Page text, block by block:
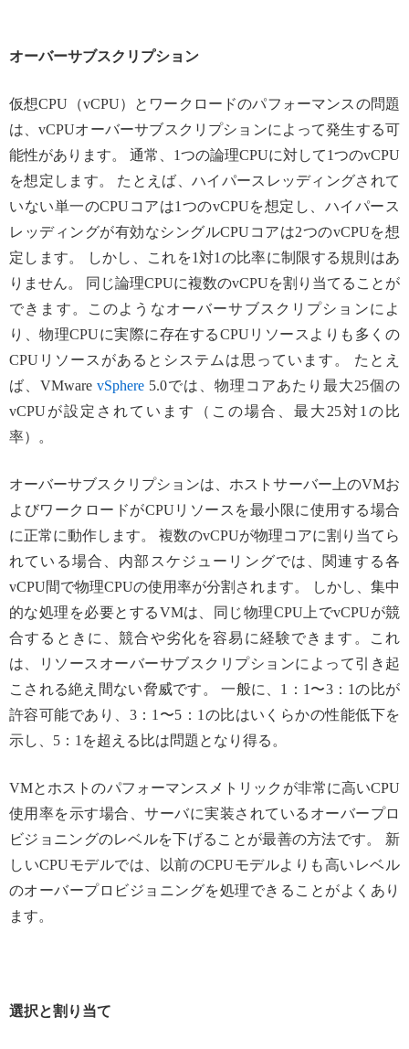
オーバーサブスクリプション
仮想CPU（vCPU）とワークロードのパフォーマンスの問題
は、vCPUオーバーサブスクリプションによって発生する可
能性があります。 通常、1つの論理CPUに対して1つのvCPU
を想定します。 たとえば、ハイパースレッディングされて
いない単一のCPUコアは1つのvCPUを想定し、ハイパース
レッディングが有効なシングルCPUコアは2つのvCPUを想
定します。 しかし、これを1対1の比率に制限する規則はあ
りません。 同じ論理CPUに複数のvCPUを割り当てることが
できます。このようなオーバーサブスクリプションによ
り、物理CPUに実際に存在するCPUリソースよりも多くの
CPUリソースがあるとシステムは思っています。 たとえ
ば、VMware vSphere 5.0では、物理コアあたり最大25個の
vCPUが設定されています（この場合、最大25対1の比
率）。
オーバーサブスクリプションは、ホストサーバー上のVMお
よびワークロードがCPUリソースを最小限に使用する場合
に正常に動作します。 複数のvCPUが物理コアに割り当てら
れている場合、内部スケジューリングでは、関連する各
vCPU間で物理CPUの使用率が分割されます。 しかし、集中
的な処理を必要とするVMは、同じ物理CPU上でvCPUが競
合するときに、競合や劣化を容易に経験できます。これ
は、リソースオーバーサブスクリプションによって引き起
こされる絶え間ない脅威です。 一般に、1：1〜3：1の比が
許容可能であり、3：1〜5：1の比はいくらかの性能低下を
示し、5：1を超える比は問題となり得る。
VMとホストのパフォーマンスメトリックが非常に高いCPU
使用率を示す場合、サーバに実装されているオーバープロ
ビジョニングのレベルを下げることが最善の方法です。 新
しいCPUモデルでは、以前のCPUモデルよりも高いレベル
のオーバープロビジョニングを処理できることがよくあり
ます。
選択と割り当て